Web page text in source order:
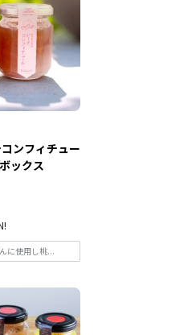
ンフィチュー
ックス
に使用し桃...